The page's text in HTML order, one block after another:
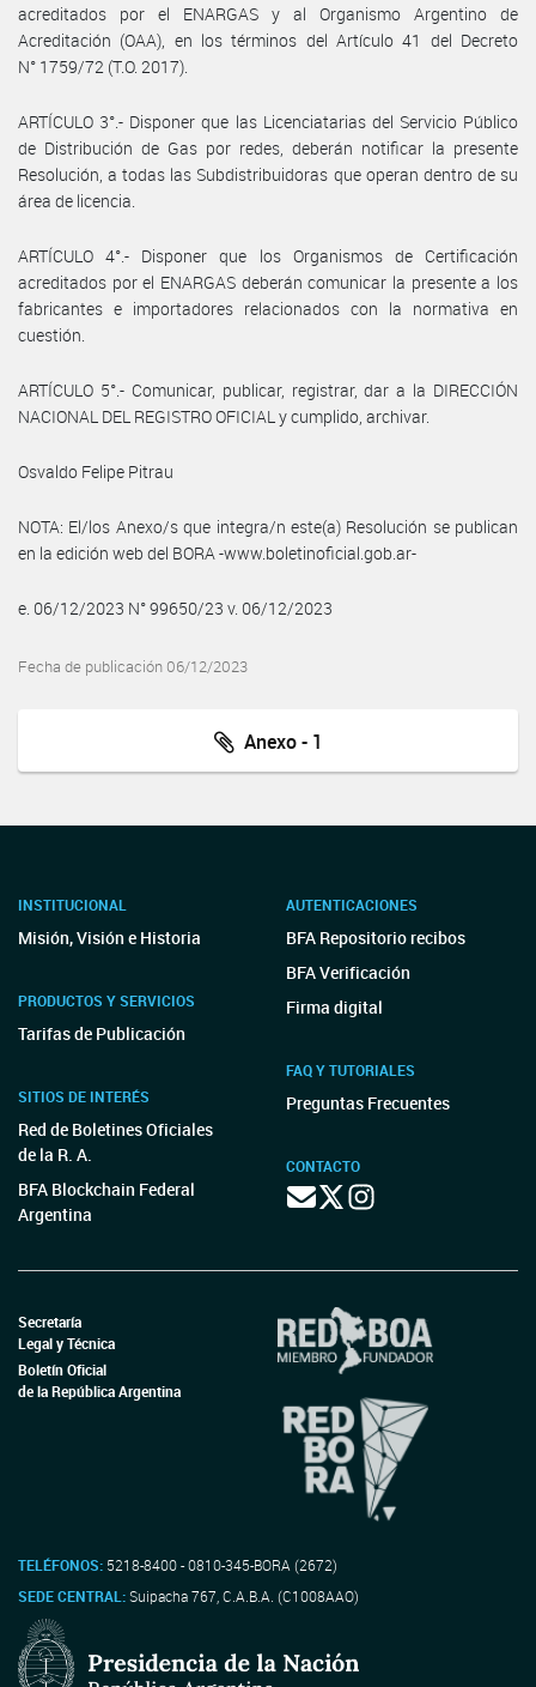
acreditados por el ENARGAS y al Organismo Argentino de
Acreditación (OAA), en los términos del Artículo 41 del Decreto
N° 1759/72 (T.O. 2017).
ARTÍCULO 3°.- Disponer que las Licenciatarias del Servicio Público
de Distribución de Gas por redes, deberán notificar la presente
Resolución, a todas las Subdistribuidoras que operan dentro de su
área de licencia.
ARTÍCULO 4°.- Disponer que los Organismos de Certificación
acreditados por el ENARGAS deberán comunicar la presente a los
fabricantes e importadores relacionados con la normativa en
cuestión.
ARTÍCULO 5°.- Comunicar, publicar, registrar, dar a la DIRECCIÓN
NACIONAL DEL REGISTRO OFICIAL y cumplido, archivar.
Osvaldo Felipe Pitrau
NOTA: El/los Anexo/s que integra/n este(a) Resolución se publican
en la edición web del BORA -www.boletinoficial.gob.ar-
e. 06/12/2023 N° 99650/23 v. 06/12/2023
Fecha de publicación 06/12/2023
Anexo - 1
INSTITUCIONAL
Misión, Visión e Historia
PRODUCTOS Y SERVICIOS
Tarifas de Publicación
SITIOS DE INTERÉS
Red de Boletines Oficiales
de la R. A.
BFA Blockchain Federal
Argentina
AUTENTICACIONES
BFA Repositorio recibos
BFA Verificación
Firma digital
FAQ Y TUTORIALES
Preguntas Frecuentes
CONTACTO
Secretaría
Legal y Técnica
Boletín Oficial
de la República Argentina
TELÉFONOS: 5218-8400 - 0810-345-BORA (2672)
SEDE CENTRAL:Suipacha 767, C.A.B.A. (C1008AAO)